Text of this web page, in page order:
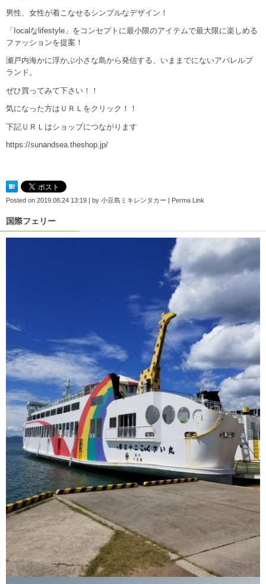
男性、女性が着こなせるシンプルなデザイン！
「Iocalなlifestyle」をコンセプトに最小限のアイテムで最大限に楽しめる
ファッションを提案！
瀬戸内海かに浮かぶ小さな島から発信する、いままでにないアパレルブ
ランド。
ぜひ買ってみて下さい！！
気になった方はＵＲＬをクリック！！
下記ＵＲＬはショップにつながります
https://sunandsea.theshop.jp/
Posted on 2019.08.24 13:19 | by 小豆島ミキレンタカー | Perma Link
国際フェリー